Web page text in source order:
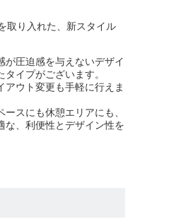
取り入れた、新スタイル
が圧迫感を与えないデザイ
イプがございます。
アウト変更も手軽に行えま
スにも休憩エリアにも、
な、利便性とデザイン性を